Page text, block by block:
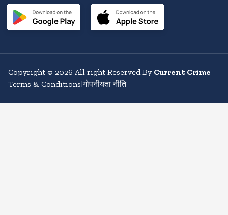
Copyright© 2026 All right Reserved By Current Crime
Terms & Conditions|गोपनीयता नीति